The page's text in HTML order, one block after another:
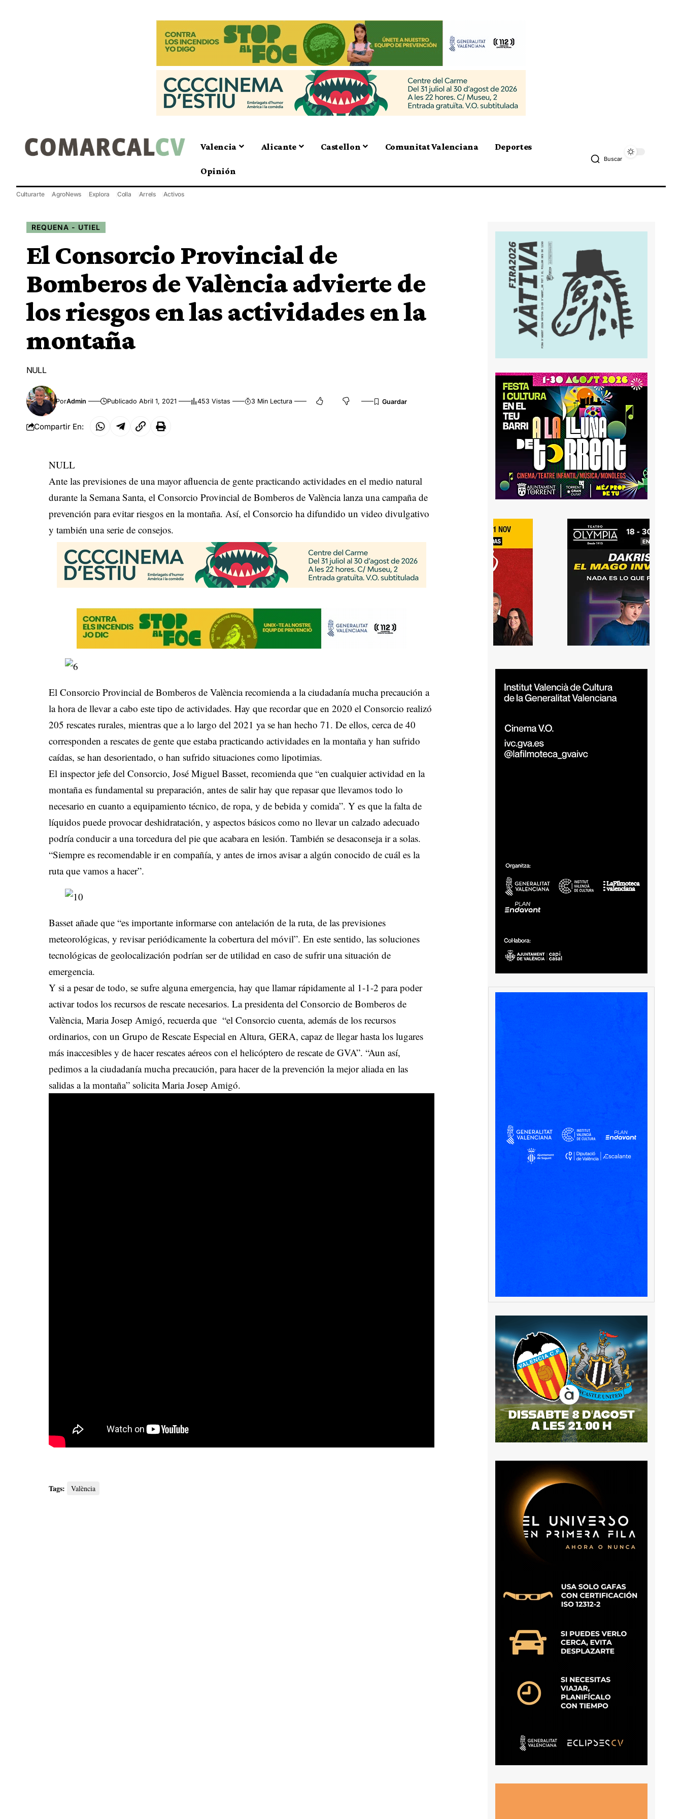
Valencia Alicante Castellon Comunitat Valenciana Deportes
Opinión
Buscar
Culturarte AgroNews Explora Colla Arrels Activos
REQUENA - UTIEL
El Consorcio Provincial de
Bomberos de València advierte de
los riesgos en las actividades en la
montaña
NULL
PorAdmin Publicado Abril 1, 2021 453 Vistas 3 Min Lectura
Compartir En:
NULL
Ante las previsiones de una mayor afluencia de gente practicando actividades en el medio natural
durante la Semana Santa, el Consorcio Provincial de Bomberos de València lanza una campaña de
prevención para evitar riesgos en la montaña. Así, el Consorcio ha difundido un video divulgativo
y también una serie de consejos.
El Consorcio Provincial de Bomberos de València recomienda a la ciudadanía mucha precaución a
la hora de llevar a cabo este tipo de actividades. Hay que recordar que en 2020 el Consorcio realizó
205 rescates rurales, mientras que a lo largo del 2021 ya se han hecho 71. De ellos, cerca de 40
corresponden a rescates de gente que estaba practicando actividades en la montaña y han sufrido
caídas, se han desorientado, o han sufrido situaciones como lipotimias.
El inspector jefe del Consorcio, José Miguel Basset, recomienda que “en cualquier actividad en la
montaña es fundamental su preparación, antes de salir hay que repasar que llevamos todo lo
necesario en cuanto a equipamiento técnico, de ropa, y de bebida y comida”. Y es que la falta de
líquidos puede provocar deshidratación, y aspectos básicos como no llevar un calzado adecuado
podría conducir a una torcedura del pie que acabara en lesión. También se desaconseja ir a solas.
“Siempre es recomendable ir en compañía, y antes de irnos avisar a algún conocido de cuál es la
ruta que vamos a hacer”.
Basset añade que “es importante informarse con antelación de la ruta, de las previsiones
meteorológicas, y revisar periódicamente la cobertura del móvil”. En este sentido, las soluciones
tecnológicas de geolocalización podrían ser de utilidad en caso de sufrir una situación de
emergencia.
Y si a pesar de todo, se sufre alguna emergencia, hay que llamar rápidamente al 1-1-2 para poder
activar todos los recursos de rescate necesarios. La presidenta del Consorcio de Bomberos de
València, Maria Josep Amigó, recuerda que “el Consorcio cuenta, además de los recursos
ordinarios, con un Grupo de Rescate Especial en Altura, GERA, capaz de llegar hasta los lugares
más inaccesibles y de hacer rescates aéreos con el helicóptero de rescate de GVA”. “Aun así,
pedimos a la ciudadanía mucha precaución, para hacer de la prevención la mejor aliada en las
salidas a la montaña” solicita Maria Josep Amigó.
Tags: València